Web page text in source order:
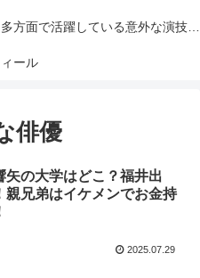
多方面で活躍している意外な演技力
ール
俳優
矢の大学はどこ？福井出
親兄弟はイケメンでお金持
2025.07.29